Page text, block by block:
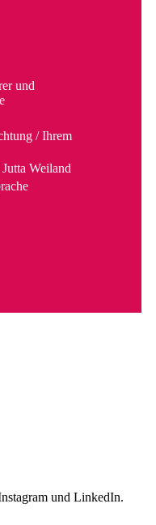
und
/ Ihrem
Weiland
und LinkedIn.